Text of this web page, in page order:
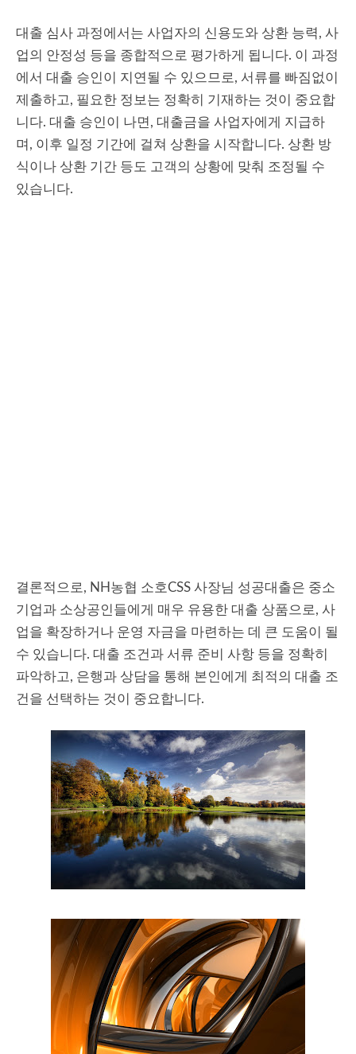
대출 심사 과정에서는 사업자의 신용도와 상환 능력, 사
업의 안정성 등을 종합적으로 평가하게 됩니다. 이 과정
에서 대출 승인이 지연될 수 있으므로, 서류를 빠짐없이
제출하고, 필요한 정보는 정확히 기재하는 것이 중요합
니다. 대출 승인이 나면, 대출금을 사업자에게 지급하
며, 이후 일정 기간에 걸쳐 상환을 시작합니다. 상환 방
식이나 상환 기간 등도 고객의 상황에 맞춰 조정될 수
있습니다.
결론적으로, NH농협 소호CSS 사장님 성공대출은 중소
기업과 소상공인들에게 매우 유용한 대출 상품으로, 사
업을 확장하거나 운영 자금을 마련하는 데 큰 도움이 될
수 있습니다. 대출 조건과 서류 준비 사항 등을 정확히
파악하고, 은행과 상담을 통해 본인에게 최적의 대출 조
건을 선택하는 것이 중요합니다.